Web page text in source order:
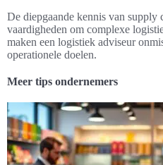
De diepgaande kennis van supply
vaardigheden om complexe
maken een logistiek adviseur
operationele doelen.
Meer tips ondernemers